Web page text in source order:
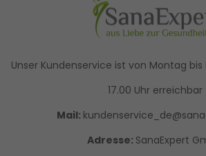
Unser Kundenservice ist von Montag
17.00 Uhr erreichbar
Mail:
Adresse: SanaExpert